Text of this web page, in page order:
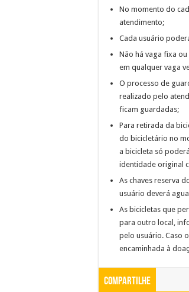
No momento do
atendimento;
Cada usuário
Não há vaga fixa
em qualquer vaga
O processo de
realizado pelo
ficam guardadas;
Para retirada da
do bicicletário no
a bicicleta só
identidade original
As chaves reserva
usuário deverá
As bicicletas que
para outro local,
pelo usuário. Caso
encaminhada à
Compartilhe